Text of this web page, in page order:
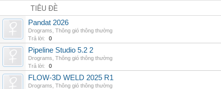
TIÊU ĐỀ
Pandat 2026
Drograms Thông gió thông thường
Trả lời:
0
Pipeline Studio 5.2 2
Drograms Thông gió thông thường
Trả lời:
0
FLOW-3D WELD 2025 R1
Drograms Thông gió thông thường